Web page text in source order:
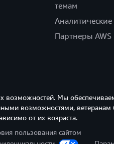
темам
Аналитические
Партнеры AWS
возможностей. Мы
возможностями, ветеранам
от их возраста.
пользования сайтом